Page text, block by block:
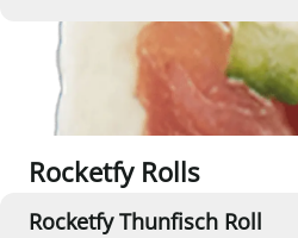
Rocketfy Rolls
Rocketfy Thunfisch Roll